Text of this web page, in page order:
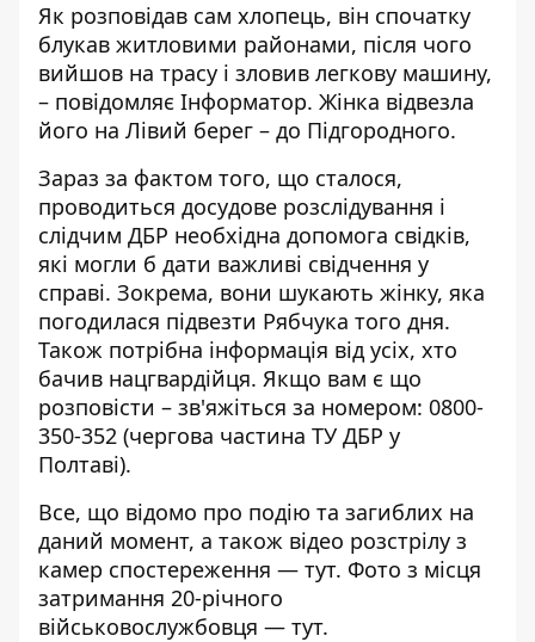
Як розповідав сам хлопець, він спочатку
блукав житловими районами, після чого
вийшов на трасу і зловив легкову машину,
– повідомляє Інформатор. Жінка відвезла
його на Лівий берег – до Підгородного.
Зараз за фактом того, що сталося,
проводиться досудове розслідування і
слідчим ДБР необхідна допомога свідків,
які могли б дати важливі свідчення у
справі. Зокрема, вони шукають жінку, яка
погодилася підвезти Рябчука того дня.
Також потрібна інформація від усіх, хто
бачив нацгвардійця. Якщо вам є що
розповісти – зв'яжіться за номером: 0800-
350-352 (чергова частина ТУ ДБР у
Полтаві).
Все, що відомо про подію та загиблих на
даний момент, а також відео розстрілу з
камер спостереження — тут. Фото з місця
затримання 20-річного
військовослужбовця — тут.